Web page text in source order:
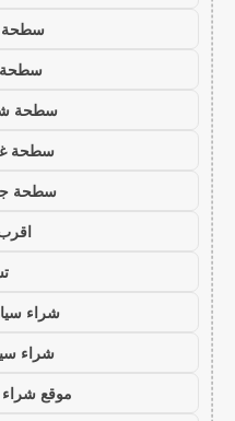
سطحة
سطحة
سطحة
سطحة
سطحة
شراء
شراء
موقع